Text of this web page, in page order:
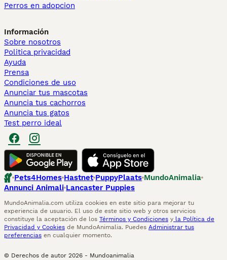
Perros en adopcion
Información
Sobre nosotros
Politica privacidad
Ayuda
Prensa
Condiciones de uso
Anunciar tus mascotas
Anuncia tus cachorros
Anuncia tus gatos
Test perro ideal
Pets4Homes Hastnet PuppyPlaats MundoAnimalia
Annunci Animali Lancaster Puppies
MundoAnimalia.com utiliza cookies en este sitio para mejorar tu
experiencia de usuario. El uso de este sitio web y otros servicios
constituye la aceptación de los Términos y Condiciones y la Política de
Privacidad y Cookies de MundoAnimalia. Puedes Administrar tus
preferencias en cualquier momento.
© Derechos de autor 2026 - Mundoanimalia